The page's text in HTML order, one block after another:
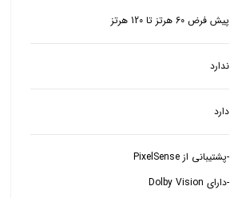
پیش فرض 60 هرتز تا 120 هرتز
ندارد
دارد
-پشتیبانی از PixelSense
-دارای Dolby Vision